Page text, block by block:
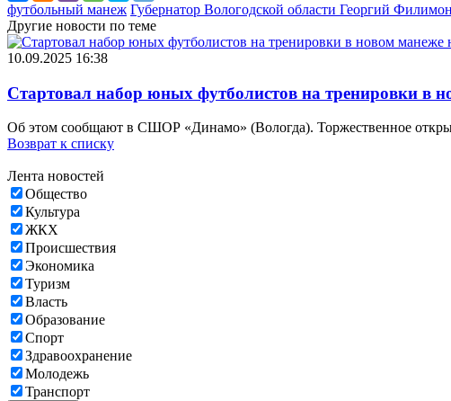
футбольный манеж Губернатор Вологодской области Георгий
Другие новости по теме
10.09.2025 16:38
Стартовал набор юных футболистов на тренировки в
Об этом сообщают в СШОР «Динамо» (Вологда). Торжественное
Возврат к списку
Лента новостей
Общество
Культура
ЖКХ
Происшествия
Экономика
Туризм
Власть
Образование
Спорт
Здравоохранение
Молодежь
Транспорт